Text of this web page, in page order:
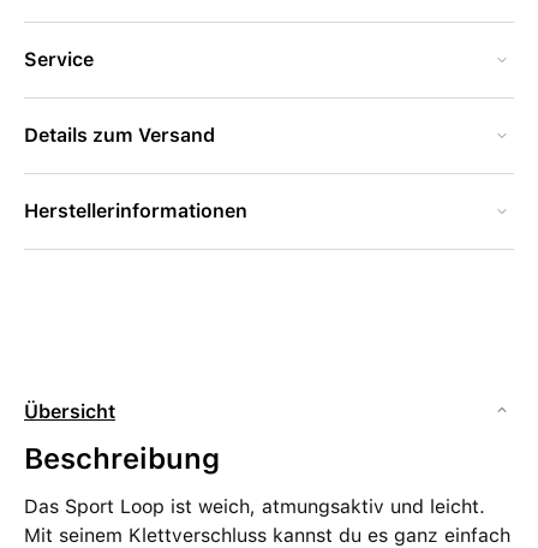
Service
Details zum Versand
Herstellerinformationen
Übersicht
Beschreibung
Das Sport Loop ist weich, atmungsaktiv und leicht.
Mit seinem Klettverschluss kannst du es ganz einfach